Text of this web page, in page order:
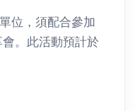
位，須配合參加
。此活動預計於